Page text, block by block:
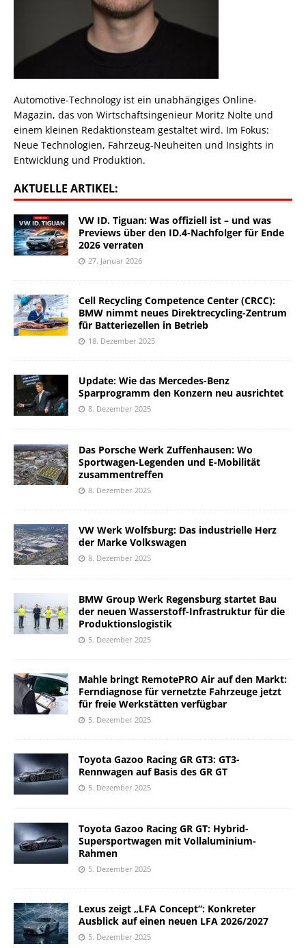
Automotive-Technology ist ein unabhängiges Online-
Magazin, das von Wirtschaftsingenieur Moritz Nolte und
einem kleinen Redaktionsteam gestaltet wird. Im Fokus:
Neue Technologien, Fahrzeug-Neuheiten und Insights in
Entwicklung und Produktion.
AKTUELLE ARTIKEL:
VW ID. Tiguan: Was offiziell ist – und was
Previews über den ID.4-Nachfolger für Ende
2026 verraten
27. Januar 2026
Cell Recycling Competence Center (CRCC):
BMW nimmt neues Direktrecycling-Zentrum
für Batteriezellen in Betrieb
18. Dezember 2025
Update: Wie das Mercedes-Benz
Sparprogramm den Konzern neu ausrichtet
8. Dezember 2025
Das Porsche Werk Zuffenhausen: Wo
Sportwagen-Legenden und E-Mobilität
zusammentreffen
8. Dezember 2025
VW Werk Wolfsburg: Das industrielle Herz
der Marke Volkswagen
8. Dezember 2025
BMW Group Werk Regensburg startet Bau
der neuen Wasserstoff-Infrastruktur für die
Produktionslogistik
5. Dezember 2025
Mahle bringt RemotePRO Air auf den Markt:
Ferndiagnose für vernetzte Fahrzeuge jetzt
für freie Werkstätten verfügbar
5. Dezember 2025
Toyota Gazoo Racing GR GT3: GT3-
Rennwagen auf Basis des GR GT
5. Dezember 2025
Toyota Gazoo Racing GR GT: Hybrid-
Supersportwagen mit Vollaluminium-
Rahmen
5. Dezember 2025
Lexus zeigt „LFA Concept“: Konkreter
Ausblick auf einen neuen LFA 2026/2027
5. Dezember 2025